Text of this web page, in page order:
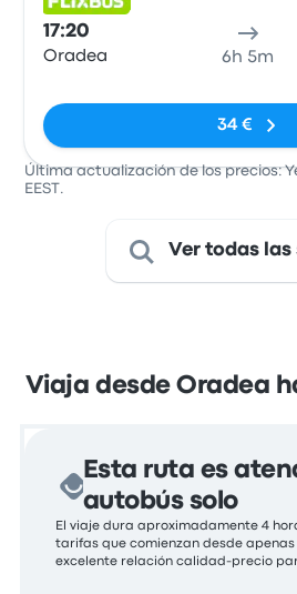
17:20
Oradea 6h 5m
34 €
Última actualización de los precios:
EEST.
Ver todas las
Viaja desde Oradea
Esta ruta es
autobús solo
El viaje dura aproximadamente 4
tarifas que comienzan desde apenas
excelente relación calidad-precio